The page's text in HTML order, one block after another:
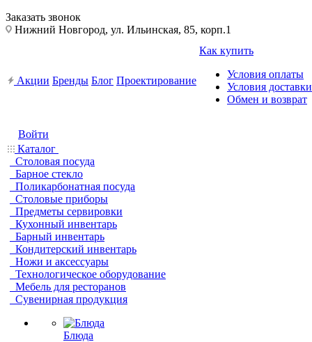
Заказать звонок
Нижний Новгород, ул. Ильинская, 85, корп.1
Акции Бренды Блог Проектирование
Как купить
Условия оплаты
Условия доставки
Обмен и возврат
Войти
Каталог
Столовая посуда
Барное стекло
Поликарбонатная посуда
Столовые приборы
Предметы сервировки
Кухонный инвентарь
Барный инвентарь
Кондитерский инвентарь
Ножи и аксессуары
Технологическое оборудование
Мебель для ресторанов
Сувенирная продукция
Блюда